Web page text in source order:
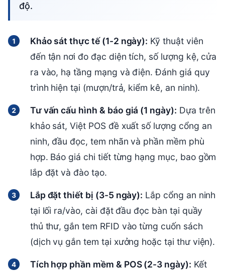
độ.
Khảo sát thực tế (1-2 ngày): Kỹ thuật viên
đến tận nơi đo đạc diện tích, số lượng kệ, cửa
ra vào, hạ tầng mạng và điện. Đánh giá quy
trình hiện tại (mượn/trả, kiểm kê, an ninh).
Tư vấn cấu hình & báo giá (1 ngày): Dựa trên
khảo sát, Việt POS đề xuất số lượng cổng an
ninh, đầu đọc, tem nhãn và phần mềm phù
hợp. Báo giá chi tiết từng hạng mục, bao gồm
lắp đặt và đào tạo.
Lắp đặt thiết bị (3-5 ngày): Lắp cổng an ninh
tại lối ra/vào, cài đặt đầu đọc bàn tại quầy
thủ thư, gắn tem RFID vào từng cuốn sách
(dịch vụ gắn tem tại xưởng hoặc tại thư viện).
Tích hợp phần mềm & POS (2-3 ngày): Kết